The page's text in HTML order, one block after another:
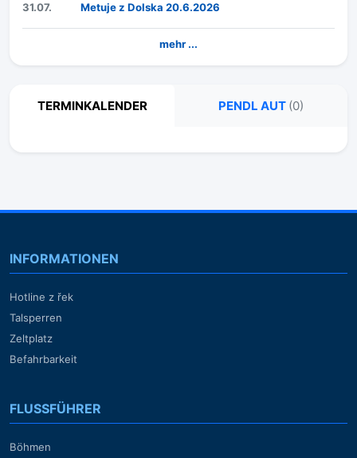
31.07. Metuje z Dolska 20.6.2026
mehr ...
TERMINKALENDER PENDL AUT (0)
INFORMATIONEN
Hotline z řek
Talsperren
Zeltplatz
Befahrbarkeit
FLUSSFÜHRER
Böhmen